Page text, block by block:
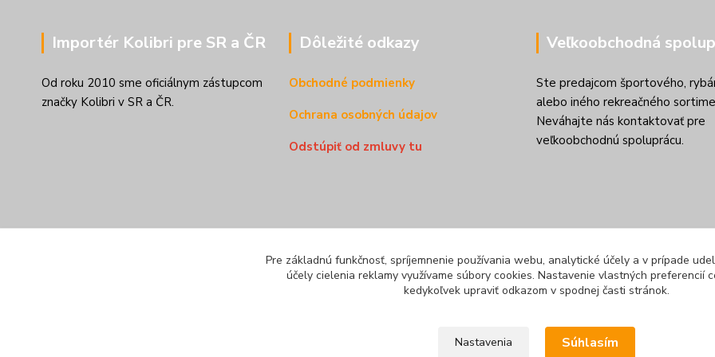
Importér Kolibri pre SR a ČR
Od roku 2010 sme oficiálnym zástupcom
značky Kolibri v SR a ČR.
Dôležité odkazy
Obchodné podmienky
Ochrana osobných údajov
Odstúpiť od zmluvy tu
Veľkoobchodná
Ste predajcom športového,
alebo iného rekreačného
Neváhajte nás kontaktovať pre
veľkoobchodnú spoluprácu.
Pre základnú funkčnosť, spríjemnenie používania webu, analytické účely a v prípade
účely cielenia reklamy využívame súbory cookies. Nastavenie vlastných preferencií
kedykoľvek upraviť odkazom v spodnej časti stránok.
Nastavenia Súhlasím